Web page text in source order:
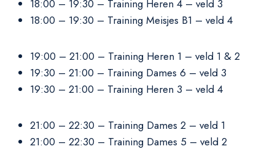
18:00 – 19:30 – Training Heren 4 – veld 3
18:00 – 19:30 – Training Meisjes B1 – veld 4
19:00 – 21:00 – Training Heren 1 – veld 1 & 2
19:30 – 21:00 – Training Dames 6 – veld 3
19:30 – 21:00 – Training Heren 3 – veld 4
21:00 – 22:30 – Training Dames 2 – veld 1
21:00 – 22:30 – Training Dames 5 – veld 2